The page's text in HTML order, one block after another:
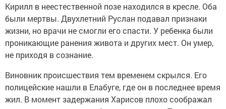
Кирилл в неестественной позе находился в кресле. Оба
были мертвы. Двухлетний Руслан подавал признаки
жизни, но врачи не смогли его спасти. У ребенка были
проникающие ранения живота и других мест. Он умер,
не приходя в сознание.
Виновник происшествия тем временем скрылся. Его
полицейские нашли в Елабуге, где он в последнее время
жил. В момент задержания Харисов плохо соображал